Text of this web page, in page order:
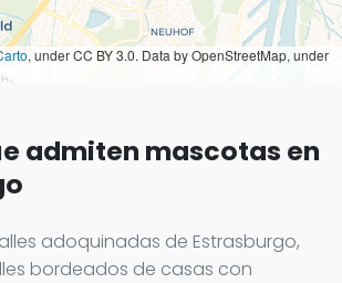
, under CC BY 3.0. Data by OpenStreetMap, under
admiten mascotas en
adoquinadas de Estrasburgo,
bordeados de casas con